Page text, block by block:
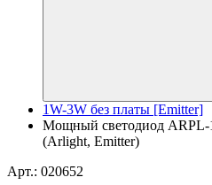
1W-3W без платы [Emitter]
Мощный светодиод ARPL-
(Arlight, Emitter)
Арт.: 020652